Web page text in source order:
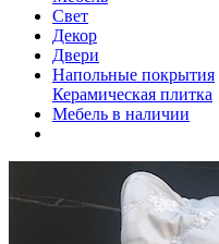
Свет
Декор
Двери
Напольные покрытия
Керамическая плитка
Мебель в наличии